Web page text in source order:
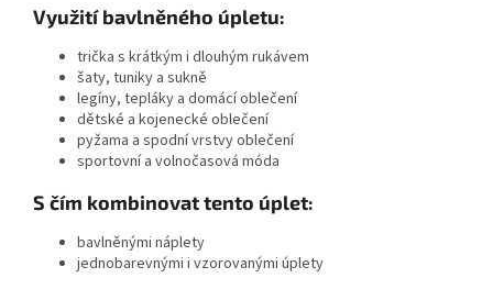
Využití bavlněného úpletu:
trička s krátkým i dlouhým rukávem
šaty, tuniky a sukně
legíny, tepláky a domácí oblečení
dětské a kojenecké oblečení
pyžama a spodní vrstvy oblečení
sportovní a volnočasová móda
S čím kombinovat tento úplet:
bavlněnými náplety
jednobarevnými i vzorovanými úplety